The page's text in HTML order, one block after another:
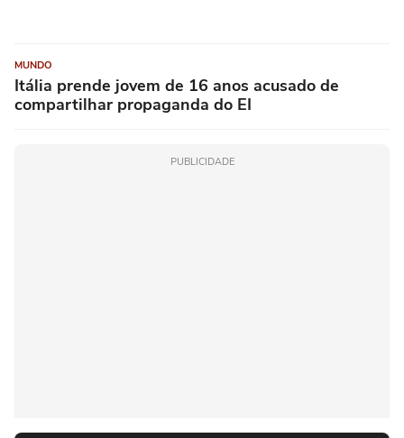
MUNDO
Itália prende jovem de 16 anos acusado de
compartilhar propaganda do EI
PUBLICIDADE